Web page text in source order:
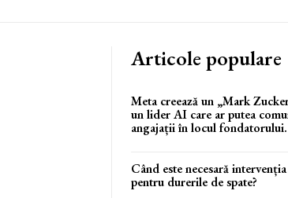
Articole populare
Meta creează un „Mark
un lider AI care ar putea
angajații în locul fondatorului.
Când este necesară
pentru durerile de spate?